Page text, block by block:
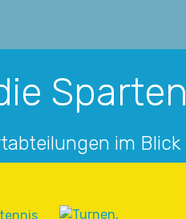
Sparten
im Blick